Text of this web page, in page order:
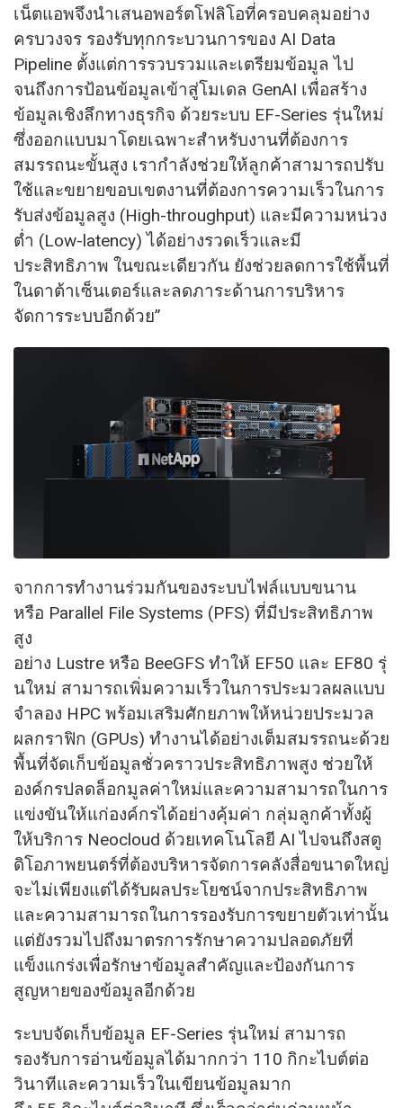
เน็ตแอพจึงนำเสนอพอร์ตโฟลิโอที่ครอบคลุมอย่าง
ครบวงจร รองรับทุกกระบวนการของ AI Data
Pipeline ตั้งแต่การรวบรวมและเตรียมข้อมูล ไป
จนถึงการป้อนข้อมูลเข้าสู่โมเดล GenAI เพื่อสร้าง
ข้อมูลเชิงลึกทางธุรกิจ ด้วยระบบ EF-Series รุ่นใหม่
ซึ่งออกแบบมาโดยเฉพาะสำหรับงานที่ต้องการ
สมรรถนะขั้นสูง เรากำลังช่วยให้ลูกค้าสามารถปรับ
ใช้และขยายขอบเขตงานที่ต้องการความเร็วในการ
รับส่งข้อมูลสูง (High-throughput) และมีความหน่วง
ต่ำ (Low-latency) ได้อย่างรวดเร็วและมี
ประสิทธิภาพ ในขณะเดียวกัน ยังช่วยลดการใช้พื้นที่
ในดาต้าเซ็นเตอร์และลดภาระด้านการบริหาร
จัดการระบบอีกด้วย”
จากการทำงานร่วมกันของระบบไฟล์แบบขนาน
หรือ Parallel File Systems (PFS) ที่มีประสิทธิภาพ
สูง
อย่าง Lustre หรือ BeeGFS ทำให้ EF50 และ EF80 รุ่
นใหม่ สามารถเพิ่มความเร็วในการประมวลผลแบบ
จำลอง HPC พร้อมเสริมศักยภาพให้หน่วยประมวล
ผลกราฟิก (GPUs) ทำงานได้อย่างเต็มสมรรถนะด้วย
พื้นที่จัดเก็บข้อมูลชั่วคราวประสิทธิภาพสูง ช่วยให้
องค์กรปลดล็อกมูลค่าใหม่และความสามารถในการ
แข่งขันให้แก่องค์กรได้อย่างคุ้มค่า กลุ่มลูกค้าทั้งผู้
ให้บริการ Neocloud ด้วยเทคโนโลยี AI ไปจนถึงสตู
ดิโอภาพยนตร์ที่ต้องบริหารจัดการคลังสื่อขนาดใหญ่
จะไม่เพียงแต่ได้รับผลประโยชน์จากประสิทธิภาพ
และความสามารถในการรองรับการขยายตัวเท่านั้น
แต่ยังรวมไปถึงมาตรการรักษาความปลอดภัยที่
แข็งแกร่งเพื่อรักษาข้อมูลสำคัญและป้องกันการ
สูญหายของข้อมูลอีกด้วย
ระบบจัดเก็บข้อมูล EF-Series รุ่นใหม่ สามารถ
รองรับการอ่านข้อมูลได้มากกว่า 110 กิกะไบต์ต่อ
วินาทีและความเร็วในเขียนข้อมูลมาก